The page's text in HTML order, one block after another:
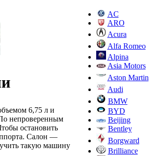
6,75 л и
непроверенным
остановить
Салон —
такую машину
AC
ARO
Acura
Alfa Romeo
Alpina
Asia Motors
Aston Martin
Audi
BMW
BYD
Beijing
Bentley
Borgward
Brilliance